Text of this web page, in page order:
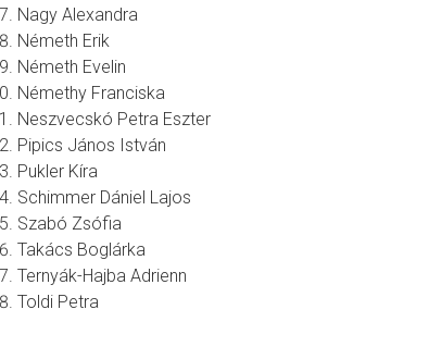
Nagy Alexandra
Németh Erik
Németh Evelin
Némethy Franciska
Neszvecskó Petra Eszter
Pipics János István
Pukler Kíra
Schimmer Dániel Lajos
Szabó Zsófia
Takács Boglárka
Ternyák-Hajba Adrienn
Toldi Petra